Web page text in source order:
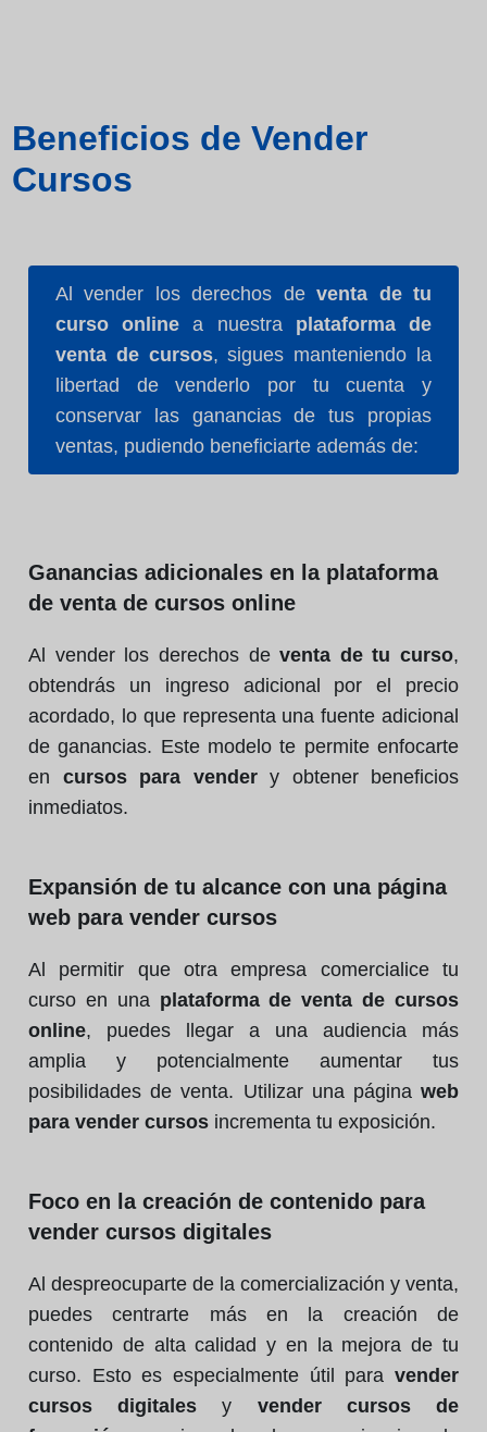
Beneficios de Vender
Cursos
Al vender los derechos deventa de tu
curso online a nuestra plataforma de
venta de cursos, sigues manteniendo la
libertad de venderlo por tu cuenta y
conservar las ganancias de tus propias
ventas, pudiendo beneficiarte además de:
Ganancias adicionales en la plataforma
de venta de cursos online
Al vender los derechos deventa de tu curso,
obtendrás un ingreso adicional por el precio
acordado, lo que representa una fuente adicional
de ganancias. Este modelo te permite enfocarte
en cursos para vendery obtener beneficios
inmediatos.
Expansión de tu alcance con una página
web para vender cursos
Al permitir que otra empresa comercialice tu
curso en una plataforma de venta de cursos
online, puedes llegar a una audiencia más
amplia y potencialmente aumentar tus
posibilidades de venta. Utilizar una página web
para vender cursos incrementa tu exposición.
Foco en la creación de contenido para
vender cursos digitales
Al despreocuparte de la comercialización y venta,
puedes centrarte más en la creación de
contenido de alta calidad y en la mejora de tu
curso. Esto es especialmente útil para vender
cursos digitales y vender cursos de